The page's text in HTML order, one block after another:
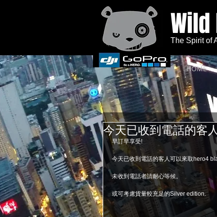
HOME
Wild
The Spirit of
今天已收到電話的客
早訂早享受!
今天已收到電話的客人可以來取hero4
未收到電話者請耐心等候。
或可考慮貨量較充足的Silver edition.